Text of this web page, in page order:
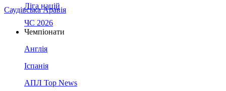
Саудівська Аравія
Ліга націй
ЧС 2026
Чемпіонати
Англія
Іспанія
АПЛ Top News